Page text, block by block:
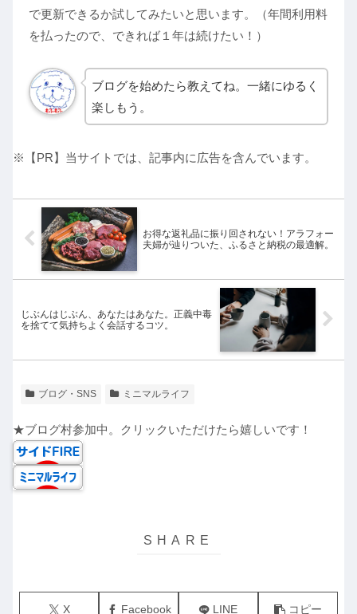
で更新できるか試してみたいと思います。（年間利用料
を払ったので、できれば１年は続けたい！）
ブログを始めたら教えてね。一緒にゆるく
楽しもう。
※【PR】当サイトでは、記事内に広告を含んでいます。
お得な返礼品に振り回されない！アラフォー
夫婦が辿りついた、ふるさと納税の最適解。
じぶんはじぶん、あなたはあなた。正義中毒
を捨てて気持ちよく会話するコツ。
ブログ・SNS ミニマルライフ
★ブログ村参加中。クリックいただけたら嬉しいです！
X Facebook LINE コピー